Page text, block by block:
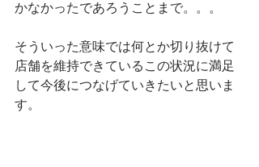
かなかったであろうことまで。。。
そういった意味では何とか切り抜けて
店舗を維持できているこの状況に満足
して今後につなげていきたいと思いま
す。